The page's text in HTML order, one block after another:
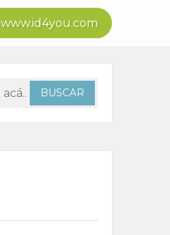
www.id4you.com